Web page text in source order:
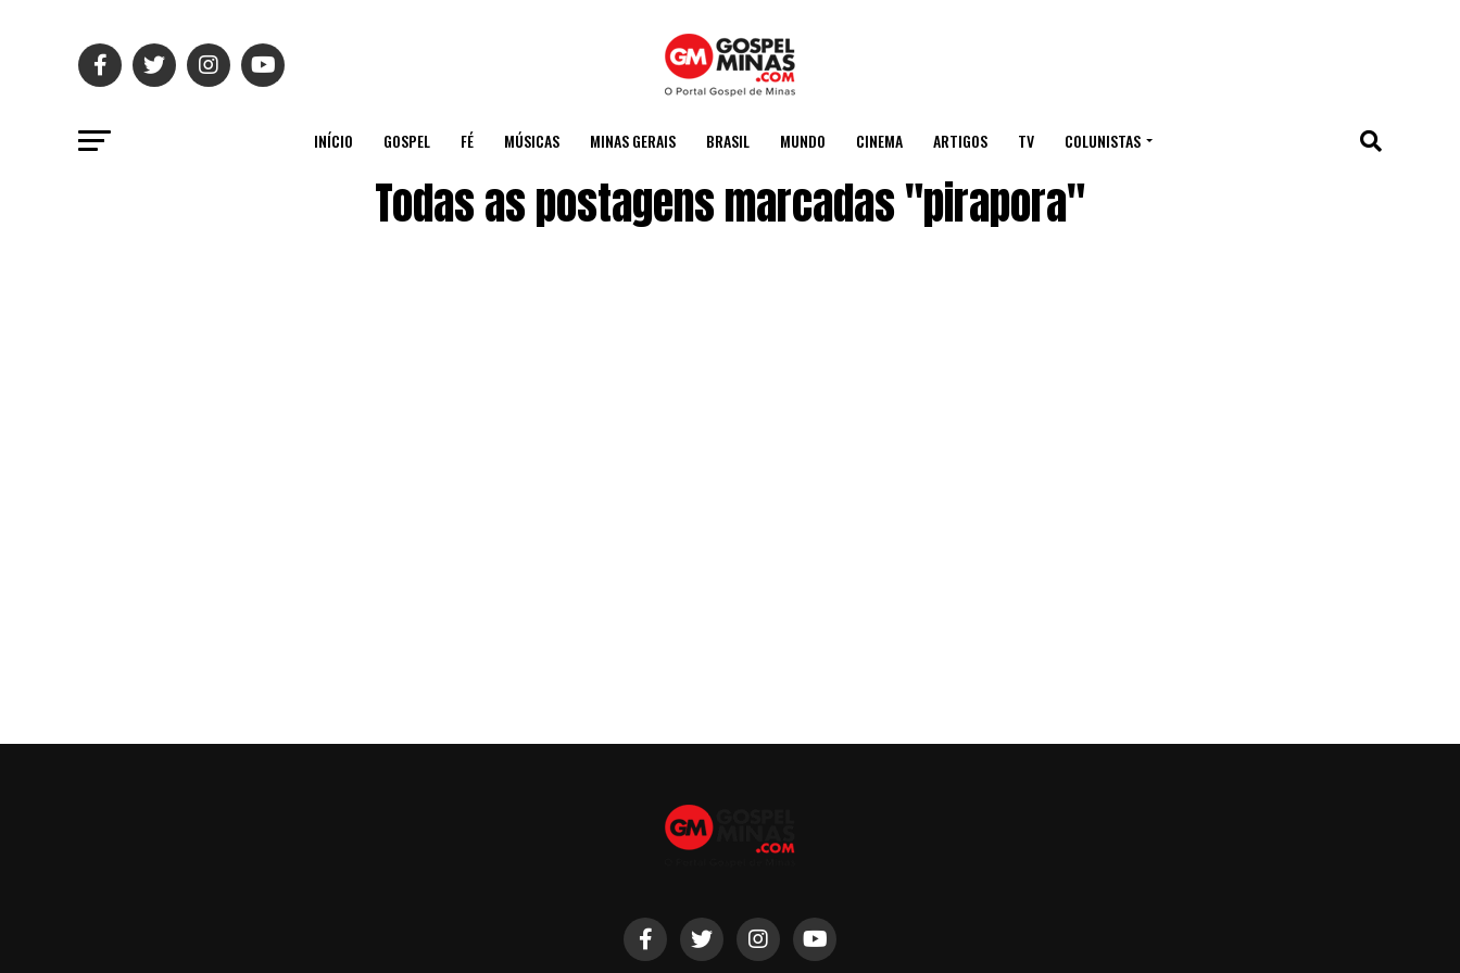
INÍCIO GOSPEL FÉ MÚSICAS MINAS GERAIS BRASIL MUNDO CINEMA ARTIGOS TV COLUNISTAS
Todas as postagens marcadas "pirapora"